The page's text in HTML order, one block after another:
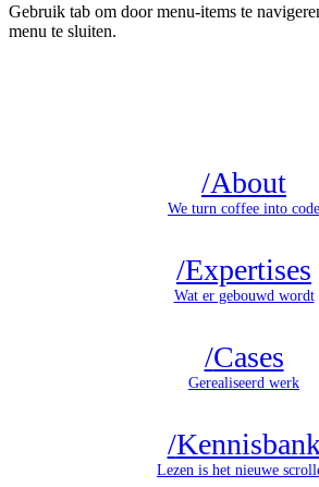
Gebruik tab om door menu-items te
menu te sluiten.
/About
We turn coffee into code
/Expertises
Wat er gebouwd wordt
/Cases
Gerealiseerd werk
/
Lezen is het nieuwe